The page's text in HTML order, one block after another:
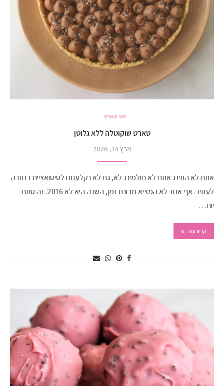
פאי וטארט
טארט שוקוטלה ללא גלוטן
מרץ 14, 2026
אתם לא הוזים. אתם לא חולמים. לא, גם לא נקלעתם לסיטואציית בחזרה
לעתיד. אף אחד לא המציא מכונת זמן, השנה היא לא 2016. זה סתם
יום…
קרא עוד